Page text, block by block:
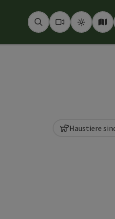
SuchenWebcams
Wetter
Haustiere